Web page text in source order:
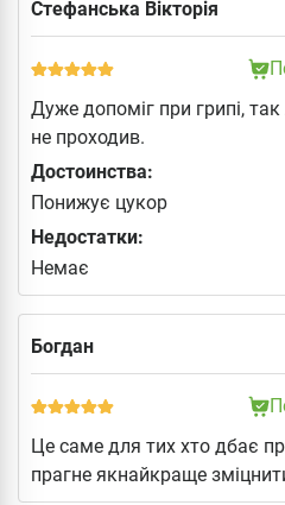
Стефанська Вікторія
Дуже допоміг при грипі,
не проходив.
Достоинства:
Понижує цукор
Недостатки:
Немає
Богдан
Це саме для тих хто дбає
прагне якнайкраще